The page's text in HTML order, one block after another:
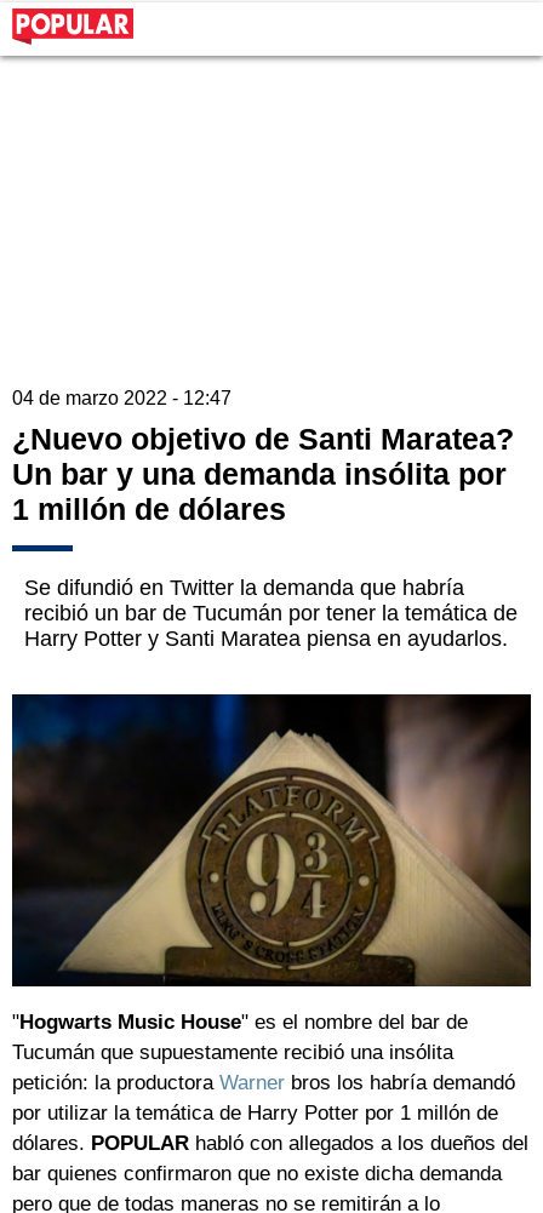
04 de marzo 2022 - 12:47
¿Nuevo objetivo de Santi Maratea?
Un bar y una demanda insólita por
1 millón de dólares
Se difundió en Twitter la demanda que habría
recibió un bar de Tucumán por tener la temática de
Harry Potter y Santi Maratea piensa en ayudarlos.
"Hogwarts Music House" es el nombre del bar de
Tucumán que supuestamente recibió una insólita
petición: la productora Warner bros los habría demandó
por utilizar la temática de Harry Potter por 1 millón de
dólares. POPULAR habló con allegados a los dueños del
bar quienes confirmaron que no existe dicha demanda
pero que de todas maneras no se remitirán a lo